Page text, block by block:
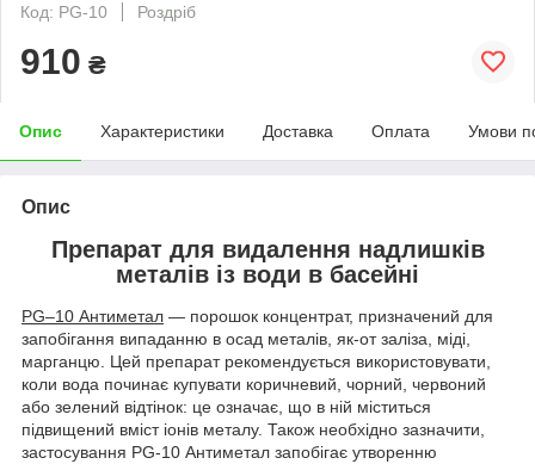
Код: PG-10
Роздріб
910 ₴
Опис Характеристики Доставка Оплата Умови
Опис
Препарат для видалення надлишків
металів із води в басейні
PG–10 Антиметал — порошок концентрат, призначений для
запобігання випаданню в осад металів, як-от заліза, міді,
марганцю. Цей препарат рекомендується використовувати,
коли вода починає купувати коричневий, чорний, червоний
або зелений відтінок: це означає, що в ній міститься
підвищений вміст іонів металу. Також необхідно зазначити,
застосування PG-10 Антиметал запобігає утворенню